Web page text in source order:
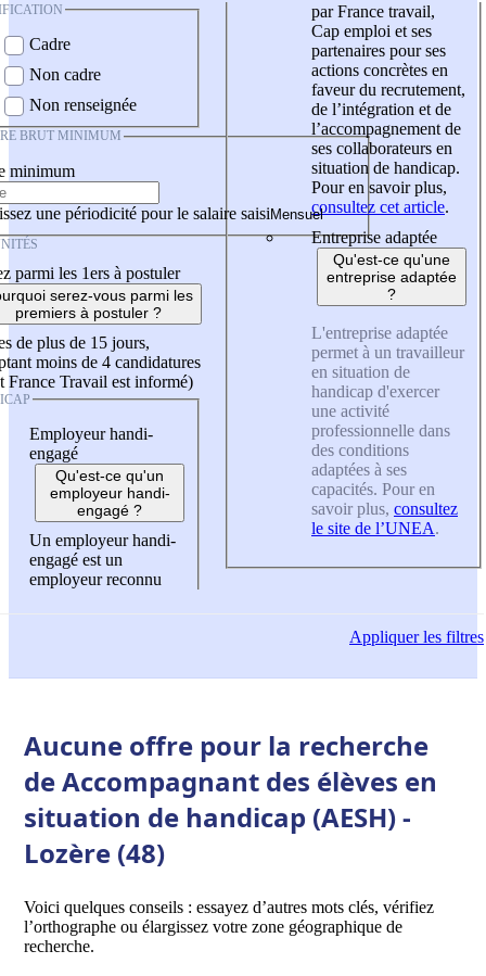
Cadre
Non cadre
Non renseignée
BRUT MINIMUM
minimum
une périodicité pour le salaire saisi
parmi les 1ers à postuler
serez-vous parmi les
premiers à postuler ?
de plus de 15 jours,
moins de 4 candidatures
France Travail est informé)
Employeur handi-
engagé
Qu'est-ce qu'un
employeur handi-
engagé ?
Un employeur handi-
engagé est un
employeur reconnu
par France travail,
Cap emploi et ses
partenaires pour ses
actions concrètes en
faveur du recrutement,
de l’intégration et de
l’accompagnement de
ses collaborateurs en
situation de handicap.
Pour en savoir plus,
consultez cet article.
Entreprise adaptée
Qu'est-ce qu'une
entreprise adaptée
?
L'entreprise adaptée
permet à un travailleur
en situation de
handicap d'exercer
une activité
professionnelle dans
des conditions
adaptées à ses
capacités. Pour en
savoir plus, consultez
le site de l’UNEA.
Appliquerles filtres
Aucune offre pour la recherche
de Accompagnant des élèves en
situation de handicap (AESH) -
Lozère (48)
Voici quelques conseils : essayez d’autres mots clés, vérifiez
l’orthographe ou élargissez votre zone géographique de
recherche.